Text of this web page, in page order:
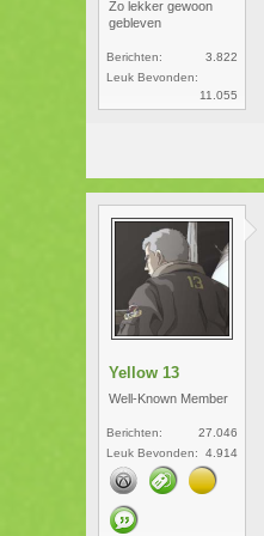
Zo lekker gewoon
gebleven
Berichten:
3.822
Leuk Bevonden:
11.055
Yellow 13
Well-Known Member
Berichten:
27.046
Leuk Bevonden:
4.914